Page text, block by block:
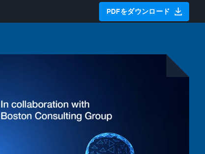
PDFをダウンロード